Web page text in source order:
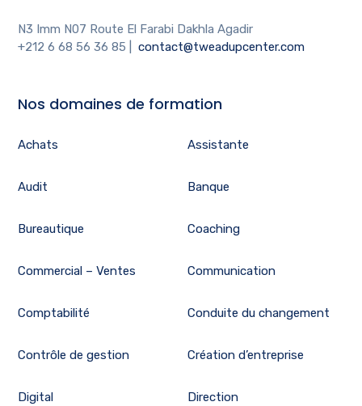
N3 Imm N07 Route El Farabi Dakhla Agadir
+212 6 68 56 36 85
|contact@tweadupcenter.com
Nos domaines de formation
Achats Assistante
Audit Banque
Bureautique Coaching
Commercial – Ventes Communication
Comptabilité Conduite du changement
Contrôle de gestion Création d’entreprise
Digital Direction